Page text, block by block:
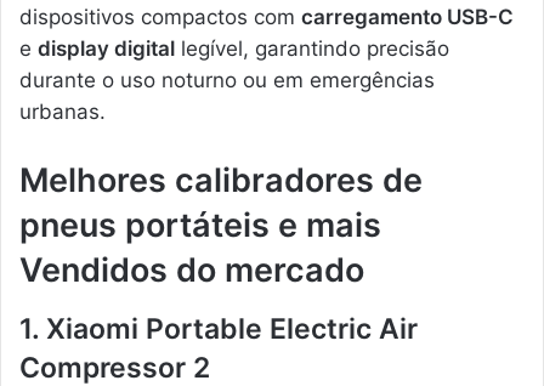
dispositivos compactos com carregamento USB-C
e display digital legível, garantindo precisão
durante o uso noturno ou em emergências
urbanas.
Melhores calibradores de
pneus portáteis e mais
Vendidos do mercado
1. Xiaomi Portable Electric Air
Compressor 2